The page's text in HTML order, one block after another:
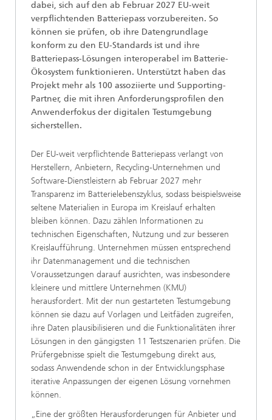
dabei, sich auf den ab Februar 2027 EU-weit
verpflichtenden Batteriepass vorzubereiten. So
können sie prüfen, ob ihre Datengrundlage
konform zu den EU-Standards ist und ihre
Batteriepass-Lösungen interoperabel im Batterie-
Ökosystem funktionieren. Unterstützt haben das
Projekt mehr als 100 assoziierte und Supporting-
Partner, die mit ihren Anforderungsprofilen den
Anwenderfokus der digitalen Testumgebung
sicherstellen.
Der EU-weit verpflichtende Batteriepass verlangt von
Herstellern, Anbietern, Recycling-Unternehmen und
Software-Dienstleistern ab Februar 2027 mehr
Transparenz im Batterielebenszyklus, sodass beispielsweise
seltene Materialien in Europa im Kreislauf erhalten
bleiben können. Dazu zählen Informationen zu
technischen Eigenschaften, Nutzung und zur besseren
Kreislaufführung. Unternehmen müssen entsprechend
ihr Datenmanagement und die technischen
Voraussetzungen darauf ausrichten, was insbesondere
kleinere und mittlere Unternehmen (KMU)
herausfordert. Mit der nun gestarteten Testumgebung
können sie dazu auf Vorlagen und Leitfäden zugreifen,
ihre Daten plausibilisieren und die Funktionalitäten ihrer
Lösungen in den gängigsten 11 Testszenarien prüfen. Die
Prüfergebnisse spielt die Testumgebung direkt aus,
sodass Anwendende schon in der Entwicklungsphase
iterative Anpassungen der eigenen Lösung vornehmen
können.
„Eine der größten Herausforderungen für Anbieter und